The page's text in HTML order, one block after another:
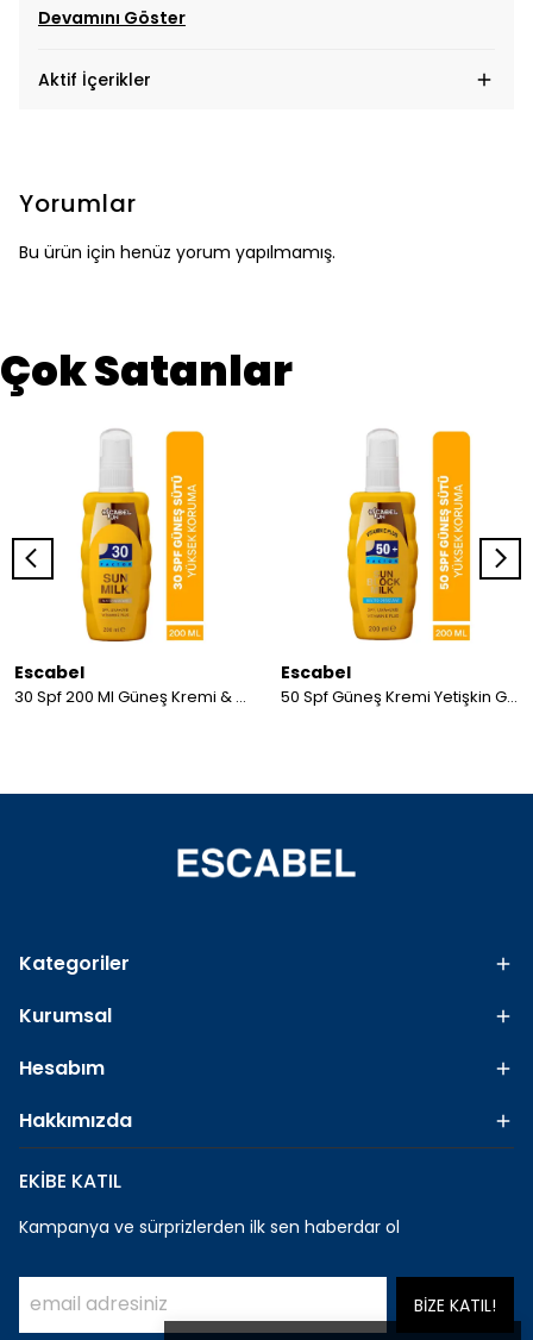
Devamını Göster
Aktif İçerikler
Yorumlar
Bu ürün için henüz yorum yapılmamış.
Çok Satanlar
Escabel
30 Spf 200 Ml Güneş Kremi & Sütü
Escabel
50 Spf Güneş Kremi Yetişkin Güneş Sütü Sprey 50 Faktör
Kategoriler
Kurumsal
Hesabım
Hakkımızda
EKİBE KATIL
Kampanya ve sürprizlerden ilk sen haberdar ol
BİZE KATIL!